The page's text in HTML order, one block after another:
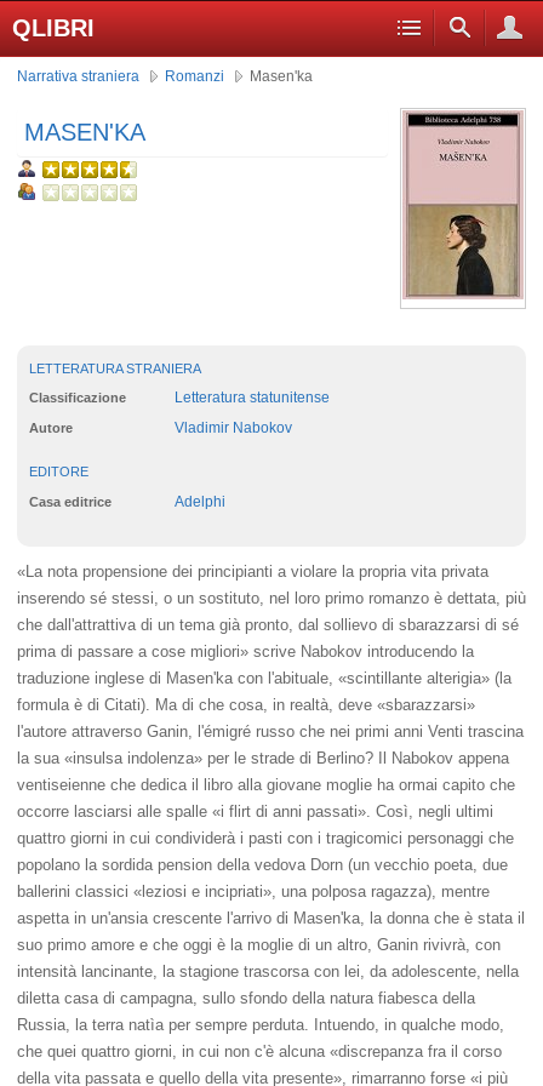
QLIBRI
Narrativa straniera Romanzi Masen'ka
MASEN'KA
LETTERATURA STRANIERA
Classificazione Letteratura statunitense
Autore Vladimir Nabokov
EDITORE
Casa editrice Adelphi
«La nota propensione dei principianti a violare la propria vita privata
inserendo sé stessi, o un sostituto, nel loro primo romanzo è dettata, più
che dall'attrattiva di un tema già pronto, dal sollievo di sbarazzarsi di sé
prima di passare a cose migliori» scrive Nabokov introducendo la
traduzione inglese di Masen'ka con l'abituale, «scintillante alterigia» (la
formula è di Citati). Ma di che cosa, in realtà, deve «sbarazzarsi»
l'autore attraverso Ganin, l'émigré russo che nei primi anni Venti trascina
la sua «insulsa indolenza» per le strade di Berlino? Il Nabokov appena
ventiseienne che dedica il libro alla giovane moglie ha ormai capito che
occorre lasciarsi alle spalle «i flirt di anni passati». Così, negli ultimi
quattro giorni in cui condividerà i pasti con i tragicomici personaggi che
popolano la sordida pension della vedova Dorn (un vecchio poeta, due
ballerini classici «leziosi e incipriati», una polposa ragazza), mentre
aspetta in un'ansia crescente l'arrivo di Masen'ka, la donna che è stata il
suo primo amore e che oggi è la moglie di un altro, Ganin rivivrà, con
intensità lancinante, la stagione trascorsa con lei, da adolescente, nella
diletta casa di campagna, sullo sfondo della natura fiabesca della
Russia, la terra natìa per sempre perduta. Intuendo, in qualche modo,
che quei quattro giorni, in cui non c'è alcuna «discrepanza fra il corso
della vita passata e quello della vita presente», rimarranno forse «i più